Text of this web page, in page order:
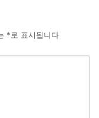
*로 표시됩니다